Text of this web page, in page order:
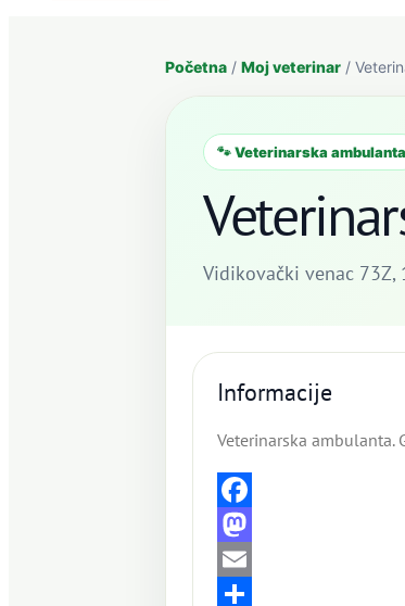
Početna / Moj veterinar /
🐾 Veterinarska ambulanta
Vidikovački venac 73Z,
Informacije
Veterinarska ambulanta.
Facebook
Mastodon
Email